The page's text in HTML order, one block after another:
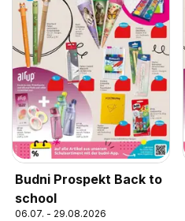
Budni Prospekt Back to
school
06.07. - 29.08.2026